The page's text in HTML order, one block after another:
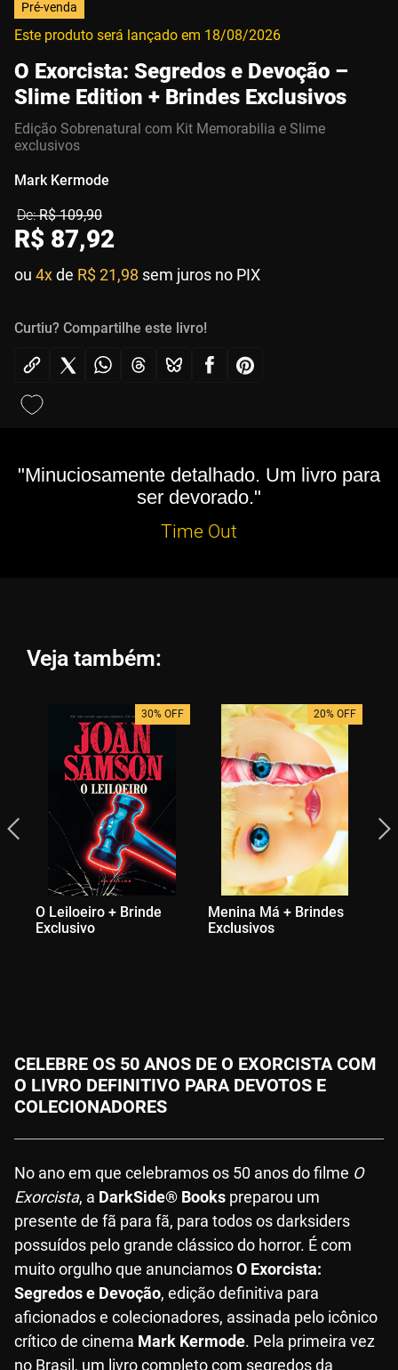
Pré-venda
Este produto será lançado em 18/08/2026
O Exorcista: Segredos e Devoção –
Slime Edition + Brindes Exclusivos
Edição Sobrenatural com Kit Memorabilia e Slime
exclusivos
Mark Kermode
R$ 109,90
R$ 87,92
ou 4xde R$ 21,98 sem juros no PIX
Curtiu? Compartilhe este livro!
"Minuciosamente detalhado. Um livro para
ser devorado."
Time Out
Veja também:
30% OFF
O Leiloeiro + Brinde
Exclusivo
20% OFF
Menina Má + Brindes
Exclusivos
CELEBRE OS 50 ANOS DE O EXORCISTA COM
O LIVRO DEFINITIVO PARA DEVOTOS E
COLECIONADORES
No ano em que celebramos os 50 anos do filme O
Exorcista, a DarkSide® Books preparou um
presente de fã para fã, para todos os darksiders
possuídos pelo grande clássico do horror. É com
muito orgulho que anunciamosO Exorcista:
Segredos e Devoção, edição definitiva para
aficionados e colecionadores, assinada pelo icônico
crítico de cinema Mark Kermode. Pela primeira vez
no Brasil, um livro completo com segredos da